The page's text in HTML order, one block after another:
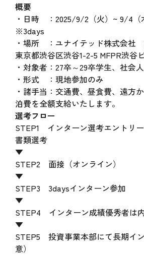
概要
・日時 ：2025/9/2（火）~ 9/4（
※3days
・場所 ：ユナイテッド株式会社
東京都渋谷区渋谷1-2-5 MFPR渋谷ビ
・対象者：27卒～29卒学生、社会人
・形式 ：現地参加のみ
・諸手当：交通費、昼食費、遠方
泊費を全額支給いたします。
選考フロー
STEP1 インターン選考エントリ
書類選考
▼
STEP2 面接（オンライン）
▼
STEP3 3daysインターン参加
▼
STEP4 インターン成績優秀者は
▼
STEP5 投資事業本部にて長期イ
意）